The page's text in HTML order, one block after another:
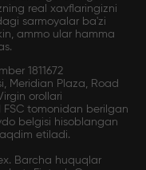
real xavflaringizni
sarmoyalar ba'zi
ammo ular hamma
1811672
Meridian Plaza, Road
orollari
FSC tomonidan berilgan
belgisi hisoblangan
etiladi.
Barcha huquqlar